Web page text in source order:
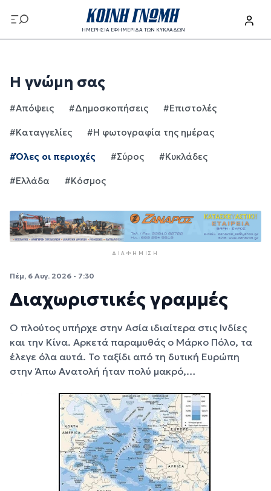
Παράκαμψη προς το κυρίως περιεχόμενο
ΗΜΕΡΗΣΙΑ ΕΦΗΜΕΡΙΔΑ ΤΩΝ ΚΥΚΛΑΔΩΝ
Η γνώμη σας
#Απόψεις #Δημοσκοπήσεις #Επιστολές
#Καταγγελίες #Η φωτογραφία της ημέρας
#Όλες οι περιοχές #Σύρος #Κυκλάδες
#Ελλάδα #Κόσμος
ΔΙΑΦΉΜΙΣΗ
Πέμ, 6 Αυγ. 2026 - 7:30
Διαχωριστικές γραμμές
Ο πλούτος υπήρχε στην Ασία ιδιαίτερα στις Ινδίες
και την Κίνα. Αρκετά παραμυθάς ο Μάρκο Πόλο, τα
έλεγε όλα αυτά. Το ταξίδι από τη δυτική Ευρώπη
στην Άπω Ανατολή ήταν πολύ μακρό,…